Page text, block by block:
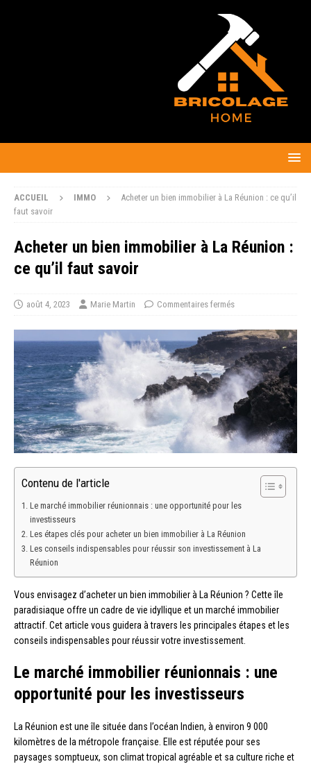
ACCUEIL IMMO
Acheter un bien immobilier à La Réunion : ce qu’il
faut savoir
Acheter un bien immobilier à La Réunion :
ce qu’il faut savoir
août 4, 2023 Marie Martin Commentaires fermés
Contenu de l'article
Le marché immobilier réunionnais : une opportunité pour les
investisseurs
Les étapes clés pour acheter un bien immobilier à La Réunion
Les conseils indispensables pour réussir son investissement à La
Réunion
Vous envisagez d’acheter un bien immobilier à La Réunion ? Cette île
paradisiaque offre un cadre de vie idyllique et un marché immobilier
attractif. Cet article vous guidera à travers les principales étapes et les
conseils indispensables pour réussir votre investissement.
Le marché immobilier réunionnais : une
opportunité pour les investisseurs
La Réunion est une île située dans l’océan Indien, à environ 9 000
kilomètres de la métropole française. Elle est réputée pour ses
paysages somptueux, son climat tropical agréable et sa culture riche et